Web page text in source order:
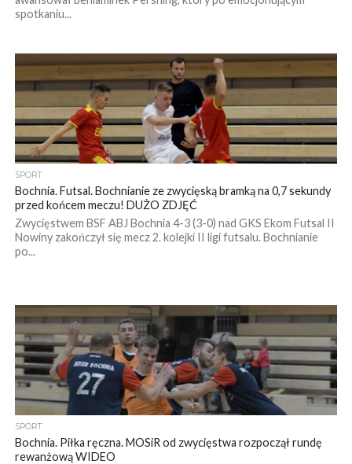
spotkaniu...
SPORT
Bochnia. Futsal. Bochnianie ze zwycięską bramką na 0,7 sekundy
przed końcem meczu! DUŻO ZDJĘĆ
Zwycięstwem BSF ABJ Bochnia 4-3 (3-0) nad GKS Ekom Futsal II
Nowiny zakończył się mecz 2. kolejki II ligi futsalu. Bochnianie
po...
SPORT
Bochnia. Piłka ręczna. MOSiR od zwycięstwa rozpoczął rundę
rewanżową WIDEO